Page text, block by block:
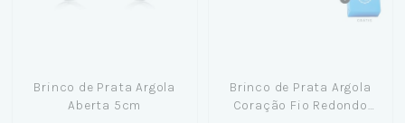
Brinco de Prata Argola
Aberta 5cm
Brinco de Prata Argola
Coração Fio Redondo